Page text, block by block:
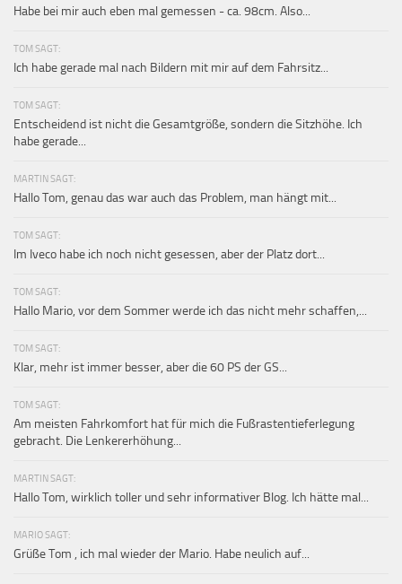
Habe bei mir auch eben mal gemessen - ca. 98cm. Also...
TOM SAGT:
Ich habe gerade mal nach Bildern mit mir auf dem Fahrsitz...
TOM SAGT:
Entscheidend ist nicht die Gesamtgröße, sondern die Sitzhöhe. Ich
habe gerade...
MARTIN SAGT:
Hallo Tom, genau das war auch das Problem, man hängt mit...
TOM SAGT:
Im Iveco habe ich noch nicht gesessen, aber der Platz dort...
TOM SAGT:
Hallo Mario, vor dem Sommer werde ich das nicht mehr schaffen,...
TOM SAGT:
Klar, mehr ist immer besser, aber die 60 PS der GS...
TOM SAGT:
Am meisten Fahrkomfort hat für mich die Fußrastentieferlegung
gebracht. Die Lenkererhöhung...
MARTIN SAGT:
Hallo Tom, wirklich toller und sehr informativer Blog. Ich hätte mal...
MARIO SAGT:
Grüße Tom , ich mal wieder der Mario. Habe neulich auf...